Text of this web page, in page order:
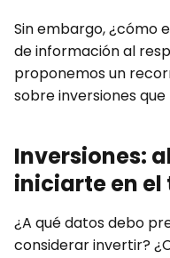
Sin embargo, ¿cómo
de información al
proponemos un
sobre inversiones
Inversiones:
iniciarte en el
¿A qué datos debo
considerar invertir?